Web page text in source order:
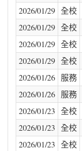
2026/01/29 全校
2026/01/29 全校
2026/01/29 全校
2026/01/29 全校
2026/01/26 服務
2026/01/26 服務
2026/01/23 全校
2026/01/23 全校
2026/01/23 全校